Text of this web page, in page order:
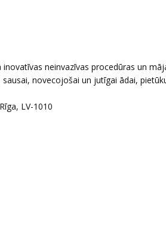
neinvazīvas procedūras un
novecojošai un jutīgai ādai,
Rīga, LV-1010